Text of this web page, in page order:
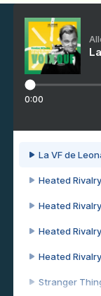
0:00
La VF de
Heated
Heated
Heated
Heated
Stranger